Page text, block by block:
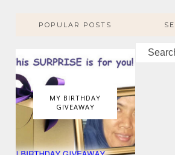
POPULAR POSTS
MY BIRTHDAY
GIVEAWAY